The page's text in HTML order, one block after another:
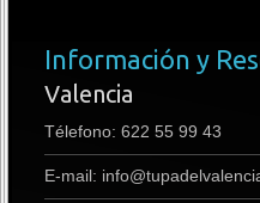
Información y
Valencia
Télefono: 622 55 99 43
E-mail: